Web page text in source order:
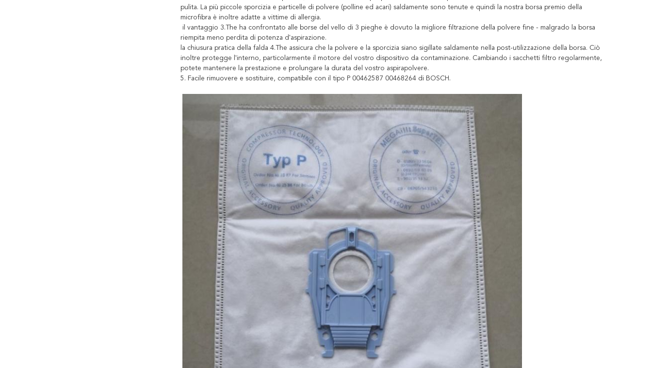
pulita. La più piccole sporcizia e particelle di polvere (polline ed acari) saldamente sono tenute e quindi la nostra borsa premio della
microfibra è inoltre adatte a vittime di allergia.
il vantaggio 3.The ha confrontato alle borse del vello di 3 pieghe è dovuto la migliore filtrazione della polvere fine - malgrado la borsa
riempita meno perdita di potenza d'aspirazione.
la chiusura pratica della falda 4.The assicura che la polvere e la sporcizia siano sigillate saldamente nella post-utilizzazione della borsa. Ciò
inoltre protegge l'interno, particolarmente il motore del vostro dispositivo da contaminazione. Cambiando i sacchetti filtro regolarmente,
potete mantenere la prestazione e prolungare la durata del vostro aspirapolvere.
5. Facile rimuovere e sostituire, compatibile con il tipo P 00462587 00468264 di BOSCH.